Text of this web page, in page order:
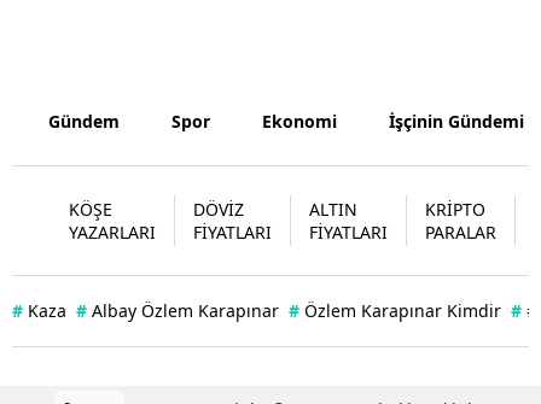
Batman
Bartın
Ardahan
Gündem Spor Ekonomi İşçinin Gündemi
KÖŞE
YAZARLARI
DÖVİZ
FİYATLARI
ALTIN
FİYATLARI
KRİPTO
PARALAR
# Kaza # Albay Özlem Karapınar # Özlem Karapınar Kimdir #